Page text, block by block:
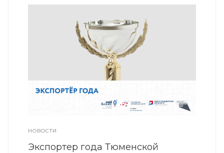
НОВОСТИ
Экспортер года Тюменской